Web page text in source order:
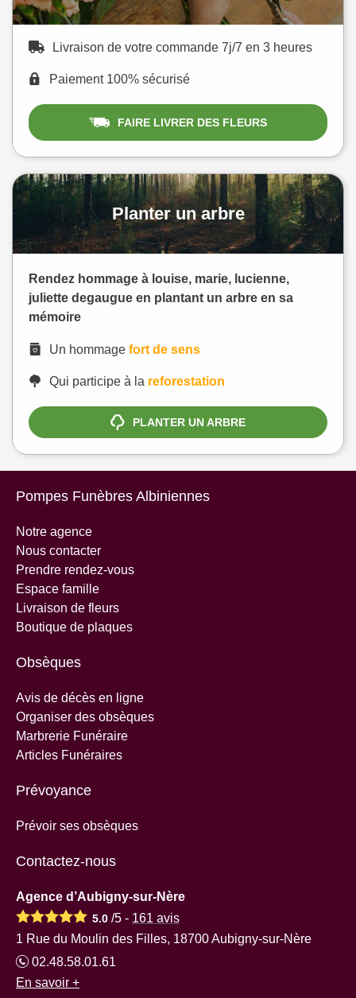
Livraison de votre commande 7j/7 en 3 heures
Paiement 100% sécurisé
FAIRE LIVRER DES FLEURS
Planter un arbre
Rendez hommage à louise, marie, lucienne,
juliette degaugue en plantant un arbre en sa
mémoire
Un hommage fort de sens
Qui participe à la reforestation
PLANTER UN ARBRE
Pompes Funèbres Albiniennes
Notre agence
Nous contacter
Prendre rendez-vous
Espace famille
Livraison de fleurs
Boutique de plaques
Obsèques
Avis de décès en ligne
Organiser des obsèques
Marbrerie Funéraire
Articles Funéraires
Prévoyance
Prévoir ses obsèques
Contactez-nous
Agence d’Aubigny-sur-Nère
5.0 /5 - 161 avis
1 Rue du Moulin des Filles, 18700 Aubigny-sur-Nère
02.48.58.01.61
En savoir +